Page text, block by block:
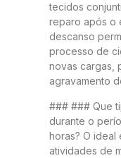
tecidos
reparo após o
descanso
processo de
novas cargas,
agravamento
### ### Que
durante o
horas? O
atividades de